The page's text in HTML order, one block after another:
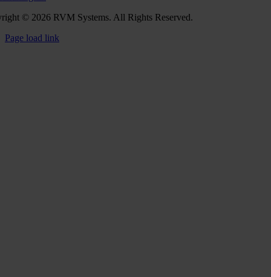
© 2026 RVM Systems. All Rights Reserved.
Page load link